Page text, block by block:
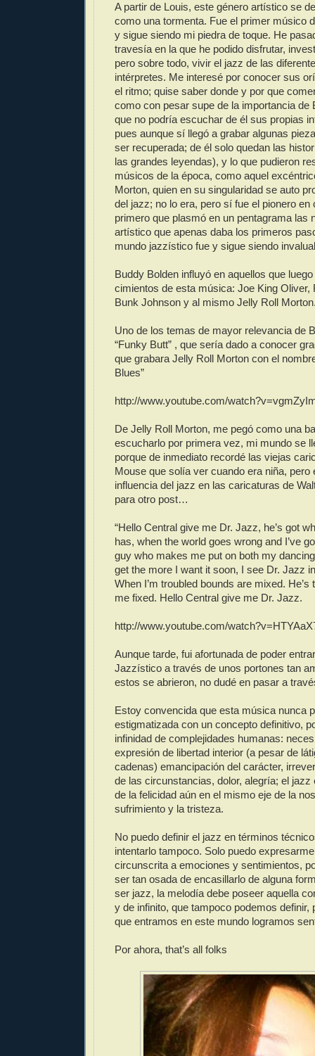
A partir de Louis, este género artístico se
como una tormenta. Fue el primer músico
y sigue siendo mi piedra de toque. He
travesía en la que he podido disfrutar,
pero sobre todo, vivir el jazz de las
intérpretes. Me interesé por conocer sus
el ritmo; quise saber donde y por que
como con pesar supe de la importancia de
que no podría escuchar de él sus propias
pues aunque sí llegó a grabar algunas
ser recuperada; de él solo quedan las
las grandes leyendas), y lo que pudieron
músicos de la época, como aquel
Morton, quien en su singularidad se auto
del jazz; no lo era, pero sí fue el pionero en
primero que plasmó en un pentagrama las
artístico que apenas daba los primeros
mundo jazzístico fue y sigue siendo
Buddy Bolden influyó en aquellos que
cimientos de esta música: Joe King Oliver,
Bunk Johnson y al mismo Jelly Roll
Uno de los temas de mayor relevancia de
“Funky Butt” , que sería dado a conocer
que grabara Jelly Roll Morton con el
Blues”
http://www.youtube.com/
De Jelly Roll Morton, me pegó como una
escucharlo por primera vez, mi mundo se
porque de inmediato recordé las viejas
Mouse que solía ver cuando era niña, pero
influencia del jazz en las caricaturas de
para otro post…
“Hello Central give me Dr. Jazz, he’s got
has, when the world goes wrong and I’ve
guy who makes me put on both my
get the more I want it soon, I see Dr. Jazz
When I’m troubled bounds are mixed. He’s
me fixed. Hello Central give me Dr. Jazz.
http://www.youtube.com/
Aunque tarde, fui afortunada de poder
Jazzístico a través de unos portones tan
estos se abrieron, no dudé en pasar a
Estoy convencida que esta música nunca
estigmatizada con un concepto definitivo,
infinidad de complejidades humanas:
expresión de libertad interior (a pesar de
cadenas) emancipación del carácter,
de las circunstancias, dolor, alegría; el jazz
de la felicidad aún en el mismo eje de la
sufrimiento y la tristeza.
No puedo definir el jazz en términos
intentarlo tampoco. Solo puedo
circunscrita a emociones y sentimientos,
ser tan osada de encasillarlo de alguna
ser jazz, la melodía debe poseer aquella
y de infinito, que tampoco podemos definir,
que entramos en este mundo logramos
Por ahora, that’s all folks